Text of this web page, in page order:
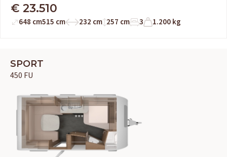
€ 23.510
648 cm515 cm 232 cm 257 cm 3 1.200 kg
SPORT
450 FU
Adria
Eura Mobil